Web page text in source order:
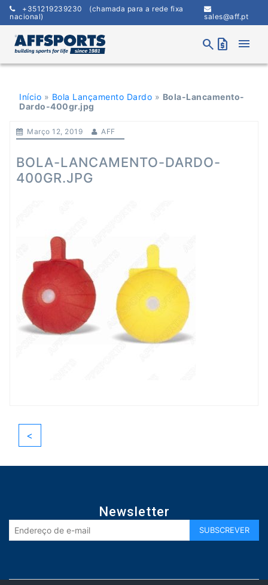
Skip
content
+351219239230 (chamada para a rede fixa
nacional)
sales@aff.pt
search request_quote menu
Início » Bola Lançamento Dardo » Bola-Lancamento-
Dardo-400gr.jpg
Março 12, 2019 AFF
BOLA-LANCAMENTO-DARDO-
400GR.JPG
<
Newsletter